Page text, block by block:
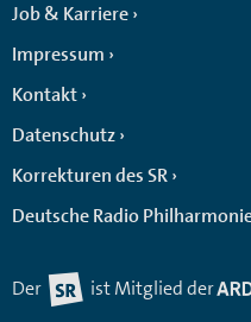
Job & Karriere
Impressum
Kontakt
Datenschutz
Korrekturen des SR
Deutsche Radio
Der ist Mitglied der